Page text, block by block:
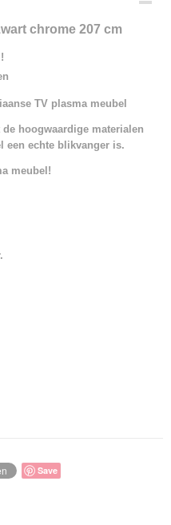
chrome 207 cm
TV plasma meubel
hoogwaardige materialen
een echte blikvanger is.
meubel!
Save